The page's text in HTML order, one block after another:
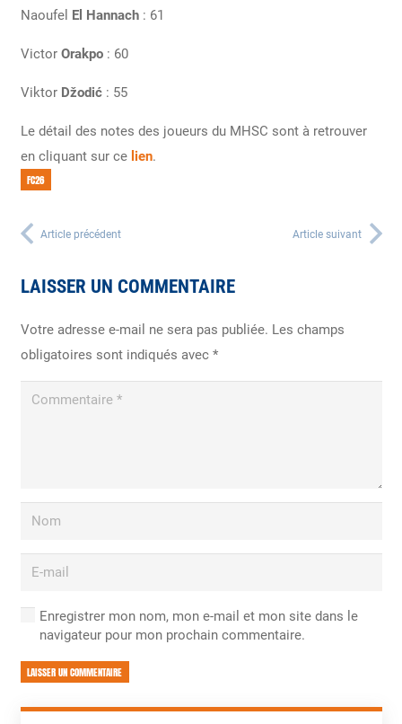
Naoufel El Hannach: 61
Victor Orakpo: 60
Viktor Džodić: 55
Le détail des notes des joueurs du MHSC sont à retrouver
en cliquant sur ce lien.
FC26
Article précédent Article suivant
LAISSER UN COMMENTAIRE
Votre adresse e-mail ne sera pas publiée. Les champs
obligatoires sont indiqués avec *
Enregistrer mon nom, mon e-mail et mon site dans le
navigateur pour mon prochain commentaire.
LAISSER UN COMMENTAIRE